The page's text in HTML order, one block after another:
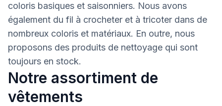
coloris basiques et saisonniers. Nous avons
également du fil à crocheter et à tricoter dans de
nombreux coloris et matériaux. En outre, nous
proposons des produits de nettoyage qui sont
toujours en stock.
Notre assortiment de
vêtements